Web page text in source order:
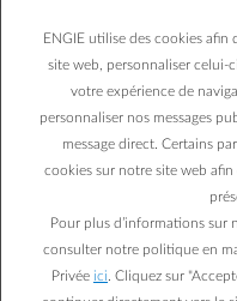
Vous voulez comparer le
de nos autres contrats et
préférable ? Via votreespace
une simulation et de
mois en cours.
Si vous n'êtes pas encore
Vous pouvez facilement
vérifier directement
les
région.
ENGIE utilise des cookies
site web, personnaliser
votre expérience de
personnaliser nos messages
message direct. Certains
cookies sur notre site web
Pour plus d’informations sur
consulter notre politique en
Privée ici . Cliquez sur